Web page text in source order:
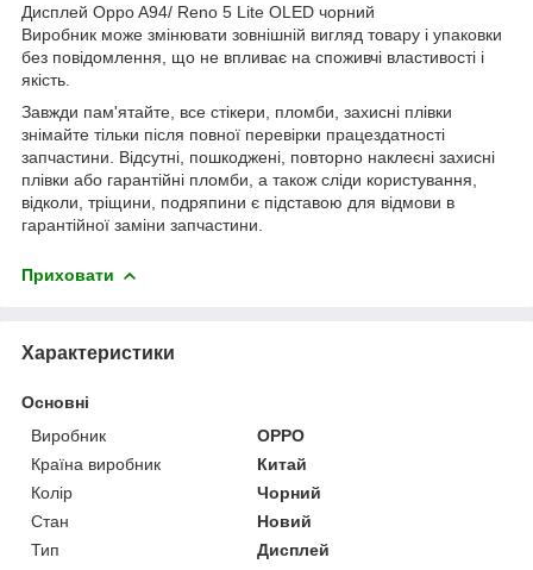
Дисплей Oppo A94/ Reno 5 Lite OLED чорний
Виробник може змінювати зовнішній вигляд товару і упаковки
без повідомлення, що не впливає на споживчі властивості і
якість.
Завжди пам'ятайте, все стікери, пломби, захисні плівки
знімайте тільки після повної перевірки працездатності
запчастини. Відсутні, пошкоджені, повторно наклеєні захисні
плівки або гарантійні пломби, а також сліди користування,
відколи, тріщини, подряпини є підставою для відмови в
гарантійної заміни запчастини.
Приховати
Характеристики
Основні
Виробник
OPPO
Країна виробник
Китай
Колір
Чорний
Стан
Новий
Тип
Дисплей